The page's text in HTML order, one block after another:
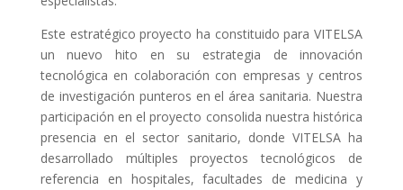
Este estratégico proyecto ha constituido para VITELSA
un nuevo hito en su estrategia de innovación
tecnológica en colaboración con empresas y centros
de investigación punteros en el área sanitaria. Nuestra
participación en el proyecto consolida nuestra histórica
presencia en el sector sanitario, donde VITELSA ha
desarrollado múltiples proyectos tecnológicos de
referencia en hospitales, facultades de medicina y